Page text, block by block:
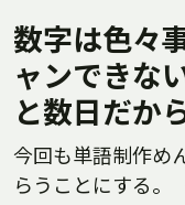
数字は色々
ャンできな
と数日だから
今回も単語制作め
らうことにする。